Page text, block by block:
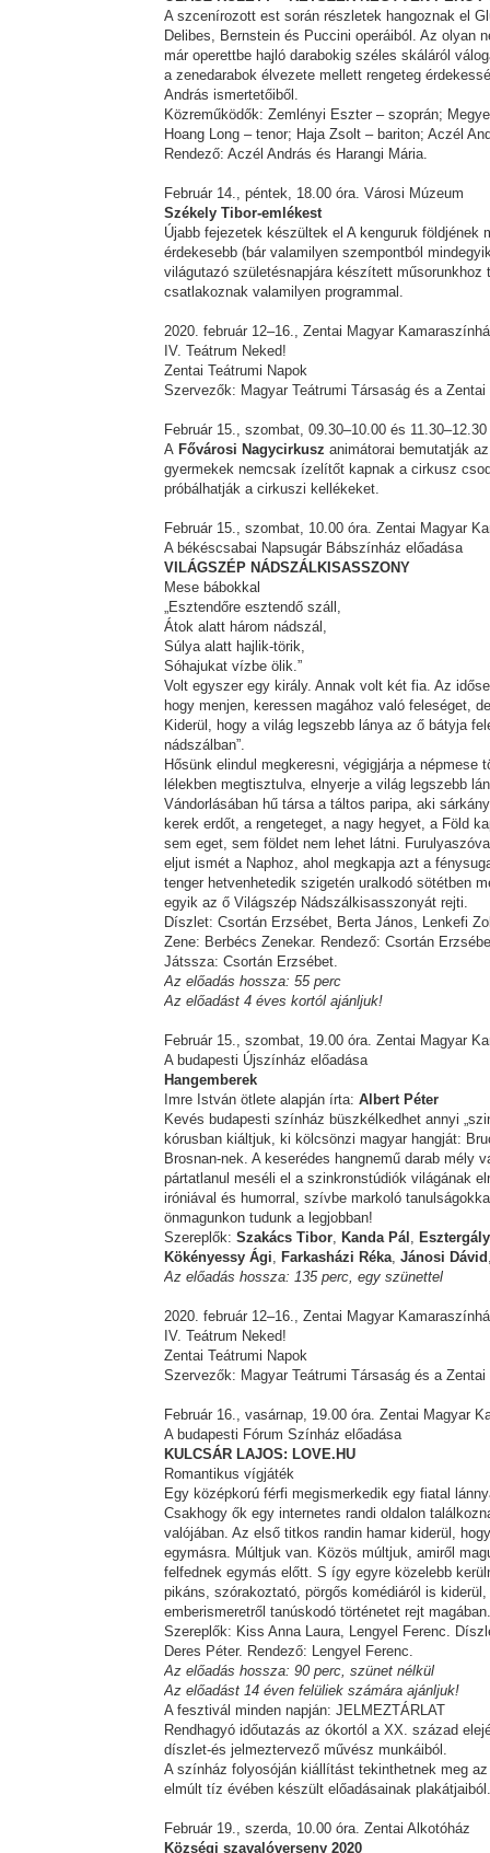
A szcenírozott est során részletek hangoznak el
Delibes, Bernstein és Puccini operáiból. Az olyan
már operettbe hajló darabokig széles skáláról
a zenedarabok élvezete mellett rengeteg
András ismertetőiből.
Közreműködők: Zemlényi Eszter – szoprán;
Hoang Long – tenor; Haja Zsolt – bariton; Aczél
Rendező: Aczél András és Harangi Mária.
Február 14., péntek, 18.00 óra. Városi Múzeum
Székely Tibor-emlékest
Újabb fejezetek készültek el A kenguruk
érdekesebb (bár valamilyen szempontból
világutazó születésnapjára készített
csatlakoznak valamilyen programmal.
2020. február 12–16., Zentai Magyar
IV. Teátrum Neked!
Zentai Teátrumi Napok
Szervezők: Magyar Teátrumi Társaság és a
Február 15., szombat, 09.30–10.00 és
A Fővárosi Nagycirkusz animátorai bemutatják
gyermekek nemcsak ízelítőt kapnak a cirkusz
próbálhatják a cirkuszi kellékeket.
Február 15., szombat, 10.00 óra. Zentai Magyar
A békéscsabai Napsugár Bábszínház előadása
VILÁGSZÉP NÁDSZÁLKISASSZONY
Mese bábokkal
„Esztendőre esztendő száll,
Átok alatt három nádszál,
Súlya alatt hajlik-törik,
Sóhajukat vízbe ölik.”
Volt egyszer egy király. Annak volt két fia. Az
hogy menjen, keressen magához való feleséget,
Kiderül, hogy a világ legszebb lánya az ő bátyja
nádszálban”.
Hősünk elindul megkeresni, végigjárja a népmese
lélekben megtisztulva, elnyerje a világ legszebb
Vándorlásában hű társa a táltos paripa, aki
kerek erdőt, a rengeteget, a nagy hegyet, a Föld
sem eget, sem földet nem lehet látni.
eljut ismét a Naphoz, ahol megkapja azt a
tenger hetvenhetedik szigetén uralkodó sötétben
egyik az ő Világszép Nádszálkisasszonyát rejti.
Díszlet: Csortán Erzsébet, Berta János, Lenkefi
Zene: Berbécs Zenekar. Rendező: Csortán
Játssza: Csortán Erzsébet.
Az előadás hossza: 55 perc
Az előadást 4 éves kortól ajánljuk!
Február 15., szombat, 19.00 óra. Zentai Magyar
A budapesti Újszínház előadása
Hangemberek
Imre István ötlete alapján írta: Albert Péter
Kevés budapesti színház büszkélkedhet annyi
kórusban kiáltjuk, ki kölcsönzi magyar hangját:
Brosnan-nek. A keserédes hangnemű darab mély
pártatlanul meséli el a szinkronstúdiók világának
iróniával és humorral, szívbe markoló
önmagunkon tudunk a legjobban!
Szereplők: Szakács Tibor, Kanda Pál ,
Kökényessy Ági, Farkasházi Réka, Jánosi Dávid
Az előadás hossza: 135 perc, egy szünettel
2020. február 12–16., Zentai Magyar
IV. Teátrum Neked!
Zentai Teátrumi Napok
Szervezők: Magyar Teátrumi Társaság és a
Február 16., vasárnap, 19.00 óra. Zentai Magyar
A budapesti Fórum Színház előadása
KULCSÁR LAJOS: LOVE.HU
Romantikus vígjáték
Egy középkorú férfi megismerkedik egy fiatal
Csakhogy ők egy internetes randi oldalon
valójában. Az első titkos randin hamar kiderül,
egymásra. Múltjuk van. Közös múltjuk, amiről
felfednek egymás előtt. S így egyre közelebb
pikáns, szórakoztató, pörgős komédiáról is
emberismeretről tanúskodó történetet rejt magában.
Szereplők: Kiss Anna Laura, Lengyel Ferenc.
Deres Péter. Rendező: Lengyel Ferenc.
Az előadás hossza: 90 perc, szünet nélkül
Az előadást 14 éven felüliek számára ajánljuk!
A fesztivál minden napján: JELMEZTÁRLAT
Rendhagyó időutazás az ókortól a XX. század
díszlet-és jelmeztervező művész munkáiból.
A színház folyosóján kiállítást tekinthetnek meg
elmúlt tíz évében készült előadásainak plakátjaiból.
Február 19., szerda, 10.00 óra. Zentai Alkotóház
Községi szavalóverseny 2020